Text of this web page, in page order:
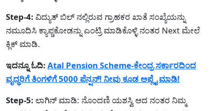
Step-4: ವಿದ್ಯುತ್ ಬಿಲ್ ನಲ್ಲಿರುವ ಗ್ರಾಹಕರ ಖಾತೆ ಸಂಖ್ಯೆಯನ್ನು
ನಮೂದಿಸಿ ಕ್ಯಾಪ್ಚಕೋಡನ್ನು ಎಂಟ್ರಿ ಮಾಡಿಕೊಳ್ಳಿ ನಂತರ Next ಮೇಲೆ
ಕ್ಲಿಕ್ ಮಾಡಿ.
ಇದನ್ನೂ ಓದಿ: Atal Pension Scheme-ಕೇಂದ್ರ ಸರ್ಕಾರದಿಂದ
ವೃದ್ಧರಿಗೆ ತಿಂಗಳಿಗೆ 5000 ಪೆನ್ಷನ್! ನೀವು ಕೂಡ ಅಪ್ಲೈ ಮಾಡಿ!
Step-5: ಲಾಗಿನ್ ಮಾಡಿ: ನೊಂದಣಿ ಯಶಸ್ವಿ ಆದ ನಂತರ ನಿಮ್ಮ